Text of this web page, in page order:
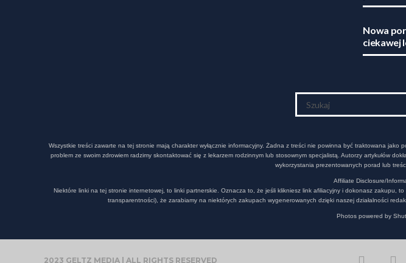
Nowa
ciekawej
Wszystkie treści zawarte na tej stronie mają charakter wyłącznie informacyjny. Żadna z treści nie powinna być traktowana
problem ze swoim zdrowiem radzimy skontaktować się z lekarzem rodzinnym lub stosownym specjalistą. Autorzy artykułów
wykorzystania prezentowanych porad lub
Affiliate Disclosure/
Niektóre linki na tej stronie internetowej, to linki partnerskie. Oznacza to, że jeśli klikniesz link afiliacyjny i dokonasz zakupu,
transparentności), że zarabiamy na niektórych zakupach wygenerowanych dzięki naszej działalności
Photos powered by
2023 GELTZ MEDIA | ALL RIGHTS RESERVED